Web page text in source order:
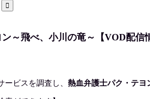
～飛べ、小川の竜～【VOD配信
ビスを調査し、 熱血弁護士パク・テヨ